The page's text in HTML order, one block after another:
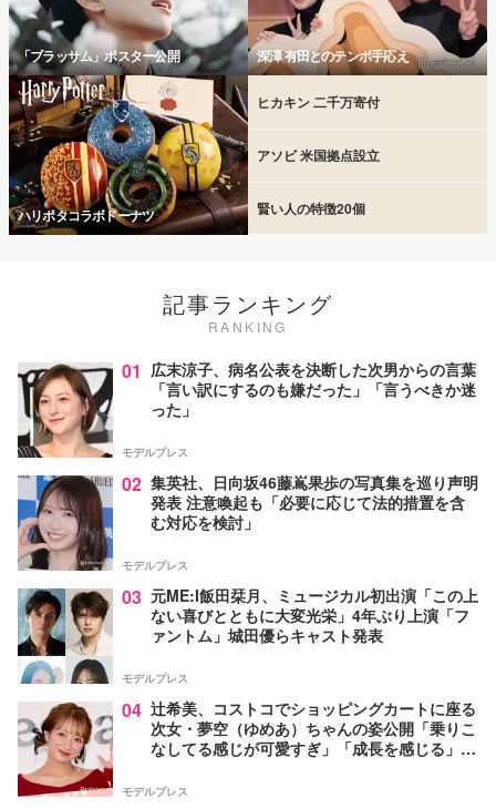
「ブラッサム」ポスター公開 深澤 有田とのテンポ手応え
ハリポタコラボドーナツ
ヒカキン 二千万寄付
アソビ 米国拠点設立
賢い人の特徴20個
記事ランキング
RANKING
01 広末涼子、病名公表を決断した次男からの言葉
「言い訳にするのも嫌だった」「言うべきか迷
った」
モデルプレス
02 集英社、日向坂46藤嶌果歩の写真集を巡り声明
発表 注意喚起も「必要に応じて法的措置を含
む対応を検討」
モデルプレス
03 元ME:I飯田栞月、ミュージカル初出演「この上
ない喜びとともに大変光栄」4年ぶり上演「フ
ァントム」城田優らキャスト発表
モデルプレス
04 辻希美、コストコでショッピングカートに座る
次女・夢空（ゆめあ）ちゃんの姿公開「乗りこ
なしてる感じが可愛すぎ」「成長を感じる」の
モデルプレス